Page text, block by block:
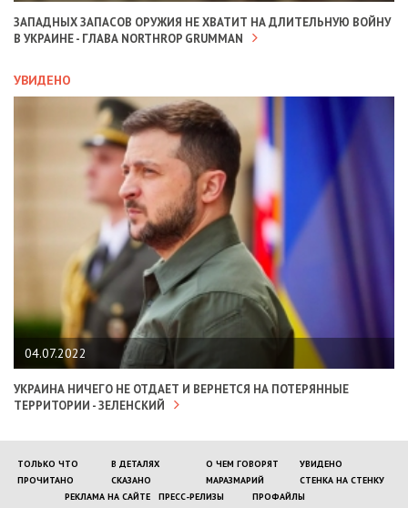
ЗАПАДНЫХ ЗАПАСОВ ОРУЖИЯ НЕ ХВАТИТ НА ДЛИТЕЛЬНУЮ ВОЙНУ
В УКРАИНЕ - ГЛАВА NORTHROP GRUMMAN
УВИДЕНО
04.07.2022
УКРАИНА НИЧЕГО НЕ ОТДАЕТ И ВЕРНЕТСЯ НА ПОТЕРЯННЫЕ
ТЕРРИТОРИИ - ЗЕЛЕНСКИЙ
ТОЛЬКО ЧТО В ДЕТАЛЯХ О ЧЕМ ГОВОРЯТ
УВИДЕНО
ПРОЧИТАНО
СКАЗАНО МАРАЗМАРИЙ
СТЕНКА НА СТЕНКУ
РЕКЛАМА НА САЙТЕ
ПРЕСС-РЕЛИЗЫ ПРОФАЙЛЫ